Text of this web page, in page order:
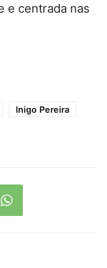
e centrada nas
Inigo Pereira